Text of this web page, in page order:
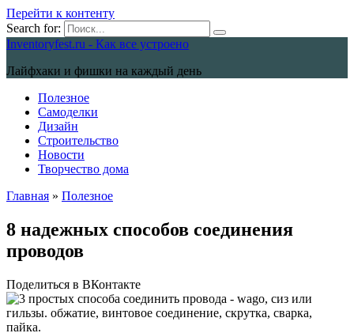
Перейти к контенту
Search for:
Inventoryfest.ru - Как все устроено
Лайфхаки и фишки на каждый день
Полезное
Самоделки
Дизайн
Строительство
Новости
Творчество дома
Главная » Полезное
8 надежных способов соединения
проводов
Поделиться в ВКонтакте